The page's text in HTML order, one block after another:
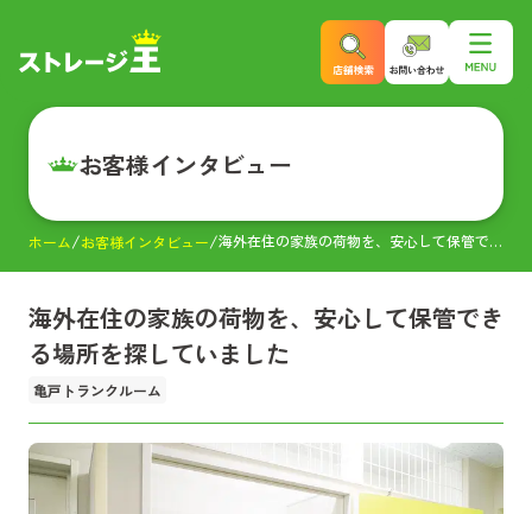
お客様インタビュー
ホーム お客様インタビュー 海外在住の家族の荷物を、安心して保管できる場所を探していました
海外在住の家族の荷物を、安心して保管でき
る場所を探していました
亀戸トランクルーム